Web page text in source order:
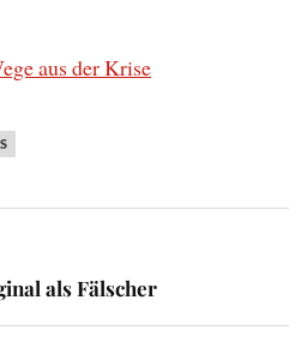
aus der Krise
als Fälscher